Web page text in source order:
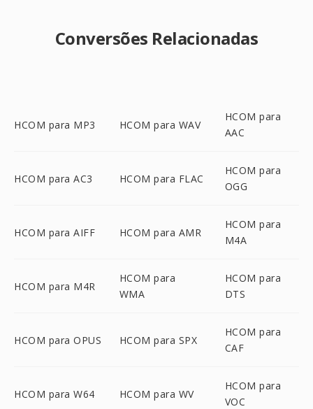
Conversões Relacionadas
HCOM para MP3 HCOM para WAV
HCOM para
AAC
HCOM para AC3 HCOM para FLAC
HCOM para
OGG
HCOM para AIFF HCOM para AMR
HCOM para
M4A
HCOM para M4R
HCOM para
WMA
HCOM para
DTS
HCOM para OPUS HCOM para SPX
HCOM para
CAF
HCOM para W64 HCOM para WV
HCOM para
VOC